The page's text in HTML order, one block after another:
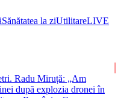
Sănătatea la ziUtilitareLIVE
Radu Miruță: „Am
după explozia dronei în